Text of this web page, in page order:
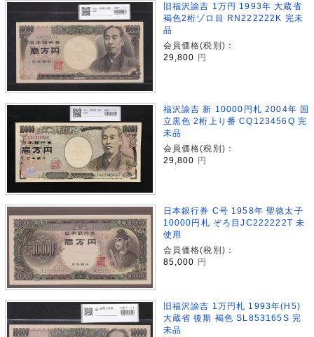
旧福沢諭吉 1万円 1993年 大蔵省
褐色2桁ゾロ目 RN222222K 完未
品
会員価格(税別)：
29,800 円
福沢諭吉 新 10000円札 2004年 国
立黒色 2桁上り番 CQ123456Q 完
未品
会員価格(税別)：
29,800
円
日本銀行券 C号 1958年 聖徳太子
10000円札 ぞろ目JC222222T 未
使用
会員価格(税別)：
85,000
円
旧福沢諭吉 1万円札 1993年(H5)
大蔵省 後期 褐色 SL853165S 完
未品